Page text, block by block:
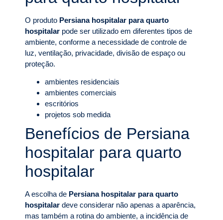
O produto Persiana hospitalar para quarto
hospitalar pode ser utilizado em diferentes tipos de
ambiente, conforme a necessidade de controle de
luz, ventilação, privacidade, divisão de espaço ou
proteção.
ambientes residenciais
ambientes comerciais
escritórios
projetos sob medida
Benefícios de Persiana
hospitalar para quarto
hospitalar
A escolha de Persiana hospitalar para quarto
hospitalar deve considerar não apenas a aparência,
mas também a rotina do ambiente, a incidência de